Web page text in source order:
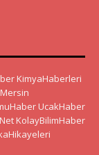
KimyaHaberleri
UcakHaber
KolayBilimHaber